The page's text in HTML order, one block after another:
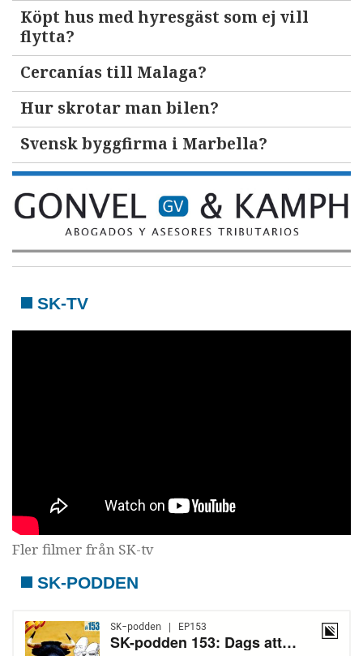
Köpt hus med hyresgäst som ej vill
flytta?
Cercanías till Malaga?
Hur skrotar man bilen?
Svensk byggfirma i Marbella?
SK-TV
Fler filmer från SK-tv
SK-PODDEN